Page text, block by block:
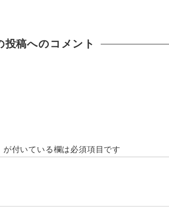
投稿へのコメント
が付いている欄は必須項目です